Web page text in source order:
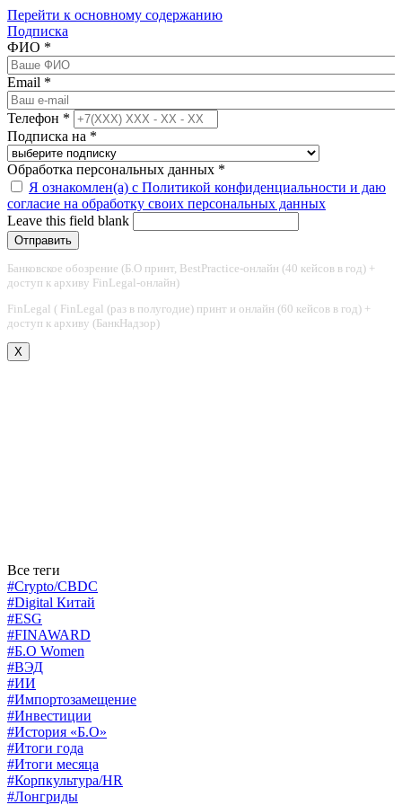
Перейти к основному содержанию
Подписка
ФИО *
Email *
Телефон *
Подписка на *
Обработка персональных данных *
Я ознакомлен(а) с Политикой конфиденциальности и даю
согласие на обработку своих персональных данных
Leave this field blank
Банковское обозрение (Б.О принт, BestPractice-онлайн (40 кейсов в год) +
доступ к архиву FinLegal-онлайн)
FinLegal ( FinLegal (раз в полугодие) принт и онлайн (60 кейсов в год) +
доступ к архиву (БанкНадзор)
X
Все теги
#Crypto/CBDC
#Digital Китай
#ESG
#FINAWARD
#Б.О Women
#ВЭД
#ИИ
#Импортозамещение
#Инвестиции
#История «Б.О»
#Итоги года
#Итоги месяца
#Корпкультура/HR
#Лонгриды